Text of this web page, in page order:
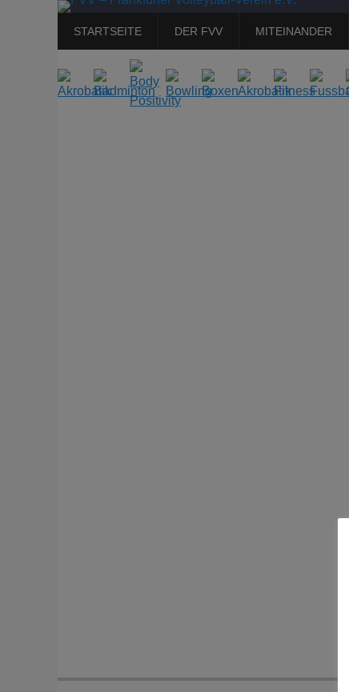
Primäres
Menü
STARTSEITE DER FVV MITEINANDER